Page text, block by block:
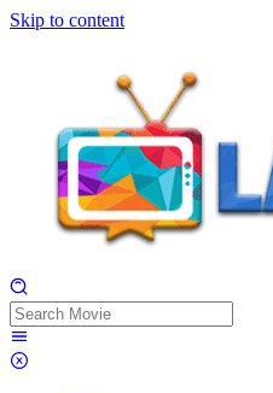
Skip to content